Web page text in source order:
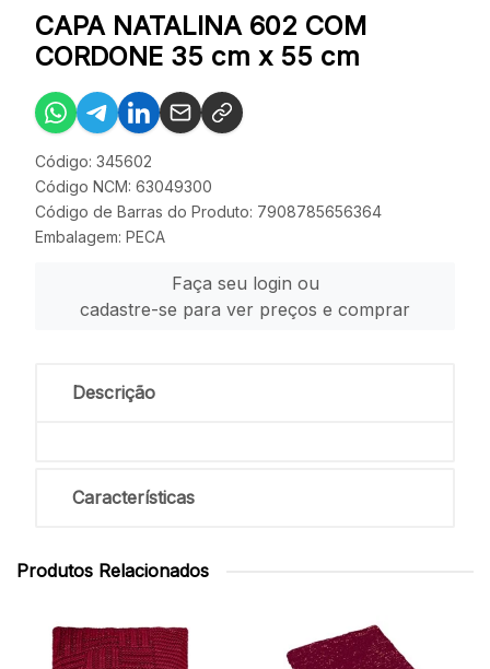
CAPA NATALINA 602 COM
CORDONE 35 cm x 55 cm
Código: 345602
Código NCM: 63049300
Código de Barras do Produto: 7908785656364
Embalagem: PECA
Faça seu login ou
cadastre-se para ver preços e comprar
Descrição
Características
Produtos Relacionados